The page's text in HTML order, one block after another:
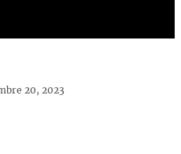
20, 2023